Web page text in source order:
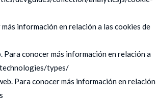
información en relación a las cookies de
conocer más información en relación a
types/
Para conocer más información en relación